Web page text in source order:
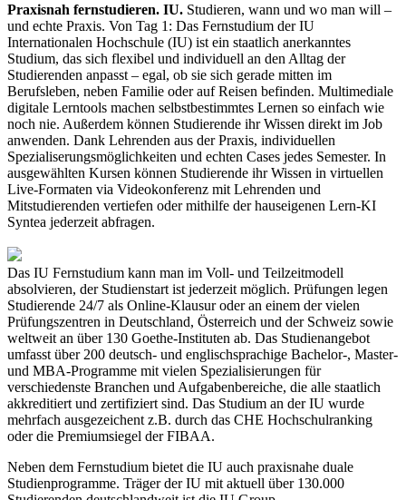
Praxisnah fernstudieren. IU. Studieren, wann und wo man will –
und echte Praxis. Von Tag 1: Das Fernstudium der IU
Internationalen Hochschule (IU) ist ein staatlich anerkanntes
Studium, das sich flexibel und individuell an den Alltag der
Studierenden anpasst – egal, ob sie sich gerade mitten im
Berufsleben, neben Familie oder auf Reisen befinden. Multimediale
digitale Lerntools machen selbstbestimmtes Lernen so einfach wie
noch nie. Außerdem können Studierende ihr Wissen direkt im Job
anwenden. Dank Lehrenden aus der Praxis, individuellen
Spezialiserungsmöglichkeiten und echten Cases jedes Semester. In
ausgewählten Kursen können Studierende ihr Wissen in virtuellen
Live-Formaten via Videokonferenz mit Lehrenden und
Mitstudierenden vertiefen oder mithilfe der hauseigenen Lern-KI
Syntea jederzeit abfragen.
Das IU Fernstudium kann man im Voll- und Teilzeitmodell
absolvieren, der Studienstart ist jederzeit möglich. Prüfungen legen
Studierende 24/7 als Online-Klausur oder an einem der vielen
Prüfungszentren in Deutschland, Österreich und der Schweiz sowie
weltweit an über 130 Goethe-Instituten ab. Das Studienangebot
umfasst über 200 deutsch- und englischsprachige Bachelor-, Master-
und MBA-Programme mit vielen Spezialisierungen für
verschiedenste Branchen und Aufgabenbereiche, die alle staatlich
akkreditiert und zertifiziert sind. Das Studium an der IU wurde
mehrfach ausgezeichent z.B. durch das CHE Hochschulranking
oder die Premiumsiegel der FIBAA.
Neben dem Fernstudium bietet die IU auch praxisnahe duale
Studienprogramme. Träger der IU mit aktuell über 130.000